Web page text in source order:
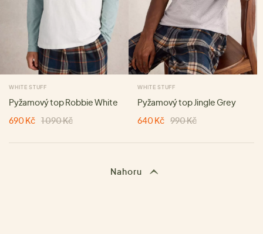
WHITE STUFF
Pyžamový top Robbie White
690 Kč 1 090 Kč
WHITE STUFF
Pyžamový top Jingle Grey
640 Kč 990 Kč
Nahoru